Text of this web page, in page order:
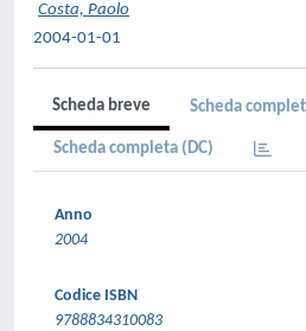
Costa, Paolo
2004-01-01
Scheda breve Scheda
Scheda completa (DC)
Anno
2004
Codice ISBN
9788834310083